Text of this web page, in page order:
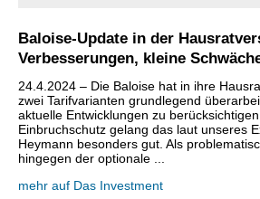
Baloise-Update in der
Verbesserungen, kleine
24.4.2024 – Die Baloise hat in ihre
zwei Tarifvarianten grundlegend
aktuelle Entwicklungen zu
Einbruchschutz gelang das laut unseres
Heymann besonders gut. Als
hingegen der optionale ...
mehr auf Das Investment